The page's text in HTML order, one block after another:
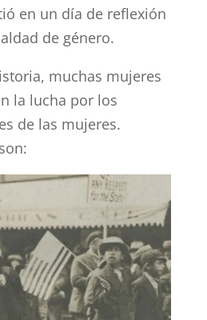
en un día de reflexión
de género.
muchas mujeres
la lucha por los
de las mujeres.